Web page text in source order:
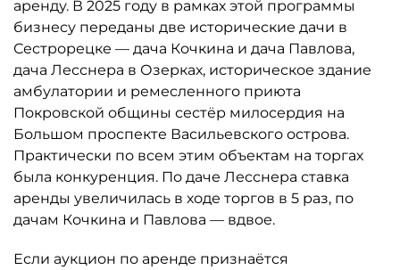
аренду. В 2025 году в рамках этой программы
бизнесу переданы две исторические дачи в
Сестрорецке — дача Кочкина и дача Павлова,
дача Лесснера в Озерках, историческое здание
амбулатории и ремесленного приюта
Покровской общины сестёр милосердия на
Большом проспекте Васильевского острова.
Практически по всем этим объектам на торгах
была конкуренция. По даче Лесснера ставка
аренды увеличилась в ходе торгов в 5 раз, по
дачам Кочкина и Павлова — вдвое.
Если аукцион по аренде признаётся